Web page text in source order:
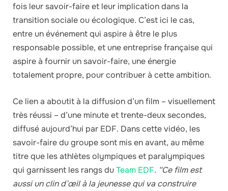
fois leur savoir-faire et leur implication dans la
transition sociale ou écologique. C’est ici le cas,
entre un événement qui aspire à être le plus
responsable possible, et une entreprise française qui
aspire à fournir un savoir-faire, une énergie
totalement propre, pour contribuer à cette ambition.
Ce lien a aboutit à la diffusion d’un film – visuellement
très réussi – d’une minute et trente-deux secondes,
diffusé aujourd’hui par EDF. Dans cette vidéo, les
savoir-faire du groupe sont mis en avant, au même
titre que les athlètes olympiques et paralympiques
qui garnissent les rangs duTeam EDF. “Ce film est
aussi un clin d’œil à la jeunesse qui va construire